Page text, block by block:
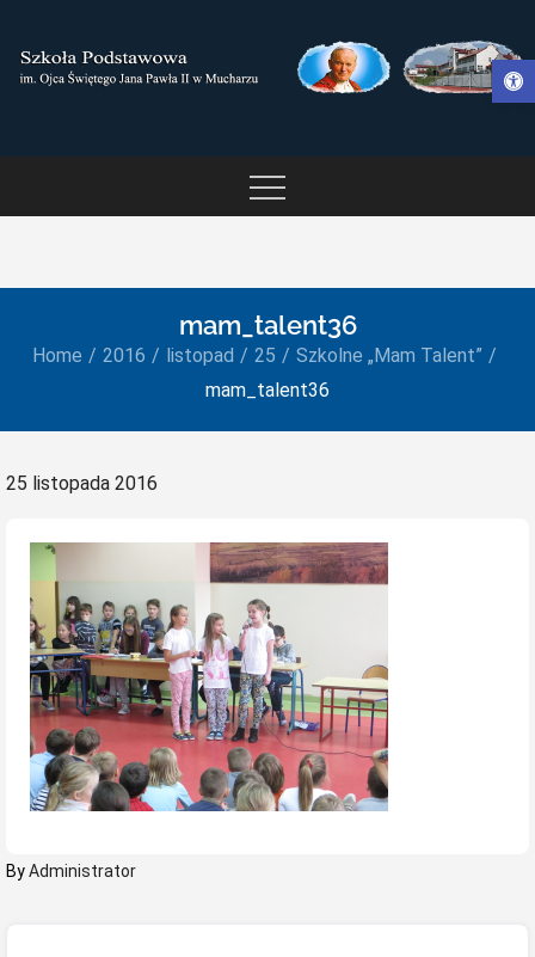
Otwórz pasek narzędzi
content
OJCA ŚWIĘTEGO JANA
mam_talent36
Home 2016 listopad 25
Szkolne „Mam Talent”
mam_talent36
Posted
25 listopada 2016
ByAdministrator